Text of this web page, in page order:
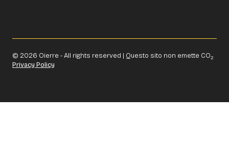
© 2026 Oierre - All rights reserved | Questo sito non emette CO2
Privacy Policy